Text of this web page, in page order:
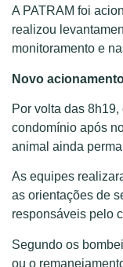
A PATRAM foi
realizou
monitoramento e
Novo
Por volta das
condomínio após
animal ainda
As equipes
as orientações de
responsáveis pelo
Segundo os
ou o